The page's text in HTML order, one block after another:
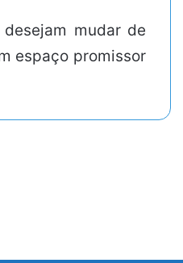
mudar de
espaço promissor